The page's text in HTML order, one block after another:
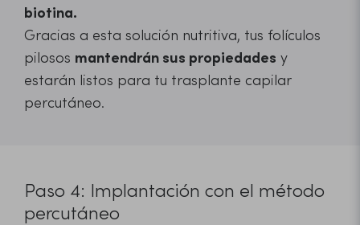
biotina.
Gracias a esta solución nutritiva, tus folículos
pilosos mantendrán sus propiedades y
estarán listos para tu trasplante capilar
percutáneo.
Paso 4: Implantación con el método
percutáneo